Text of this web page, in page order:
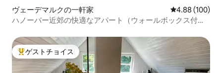
ヴェーデマルクの一軒家 レビュー100
4.88 (100)
ハノーバー近郊の快適なアパート（ウォールボックス付
大好評のゲストチョイスです。
ゲストチョイス